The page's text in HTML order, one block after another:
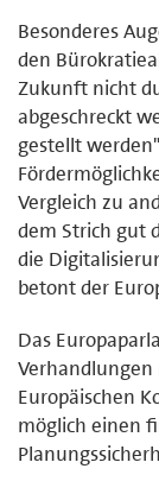
Besonderes
den
Zukunft nicht
abgeschreckt
gestellt
Vergleich zu
dem Strich gut
die
betont der
Das
Europäischen
möglich einen